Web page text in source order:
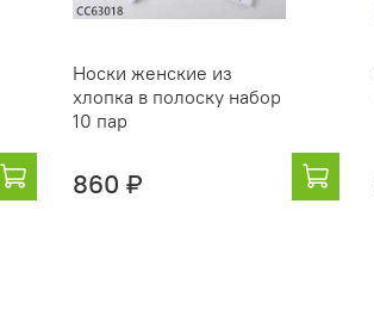
Носки женские из
хлопка в полоску набор
10 пар
860 ₽